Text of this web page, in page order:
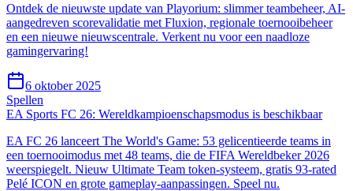
Ontdek de nieuwste update van Playorium: slimmer teambeheer, AI-
aangedreven scorevalidatie met Fluxion, regionale toernooibeheer
en een nieuwe nieuwscentrale. Verkent nu voor een naadloze
gamingervaring!
6 oktober 2025
Spellen
EA Sports FC 26: Wereldkampioenschapsmodus is beschikbaar
EA FC 26 lanceert The World's Game: 53 gelicentieerde teams in
een toernooimodus met 48 teams, die de FIFA Wereldbeker 2026
weerspiegelt. Nieuw Ultimate Team token-systeem, gratis 93-rated
Pelé ICON en grote gameplay-aanpassingen. Speel nu.